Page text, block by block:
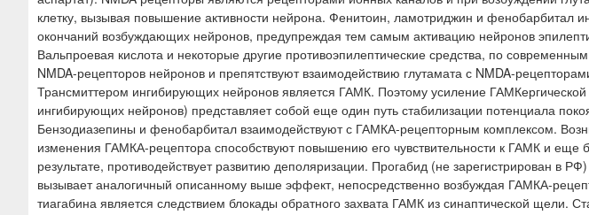
клетку, вызывая повышение активности нейрона. Фенитоин, ламотриджин и фенобарбитал
окончаний возбуждающих нейронов, предупреждая тем самым активацию нейронов
Вальпроевая кислота и некоторые другие противоэпилептические средства, по
NMDA-рецепторов нейронов и препятствуют взаимодействию глутамата с NMDA-
Трансмиттером ингибирующих нейронов является ГАМК. Поэтому усиление
ингибирующих нейронов) представляет собой еще один путь стабилизации потенциала
Бензодиазепины и фенобарбитал взаимодействуют с ГАМКА-рецепторным комплексом.
изменения ГАМКА-рецептора способствуют повышению его чувствительности к ГАМК и еще
результате, противодействует развитию деполяризации. Прогабид (не зарегистрирован в
вызывает аналогичный описанному выше эффект, непосредственно возбуждая ГАМКА-
тиагабина является следствием блокады обратного захвата ГАМК из синаптической щели.